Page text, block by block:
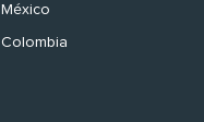
México
Colombia